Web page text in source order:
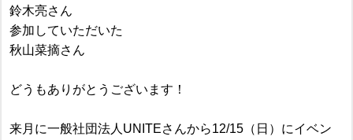
鈴木亮さん
参加していただいた
秋山菜摘さん
どうもありがとうございます！
来月に一般社団法人UNITEさんから12/15（日）にイベン